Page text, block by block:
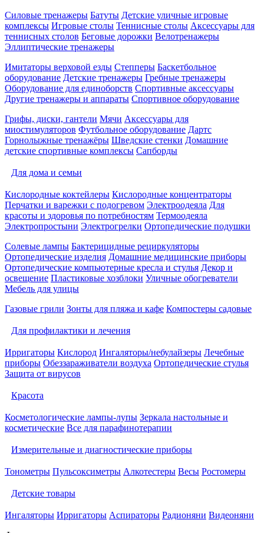
Силовые тренажеры Батуты Детские уличные игровые
комплексы Игровые столы Теннисные столы Аксессуары для
теннисных столов Беговые дорожки Велотренажеры
Эллиптические тренажеры
Имитаторы верховой езды Степперы Баскетбольное
оборудование Детские тренажеры Гребные тренажеры
Оборудование для единоборств Спортивные аксессуары
Другие тренажеры и аппараты Спортивное оборудование
Грифы, диски, гантели Мячи Аксессуары для
миостимуляторов Футбольное оборудование Дартс
Горнолыжные тренажёры Шведские стенки Домашние
детские спортивные комплексы Сапборды
Для дома и семьи
Кислородные коктейлеры Кислородные концентраторы
Перчатки и варежки с подогревом Электроодеяла Для
красоты и здоровья по потребностям Термоодеяла
Электропростыни Электрогрелки Ортопедические подушки
Солевые лампы Бактерицидные рециркуляторы
Ортопедические изделия Домашние медицинские приборы
Ортопедические компьютерные кресла и стулья Декор и
освещение Пластиковые хозблоки Уличные обогреватели
Мебель для улицы
Газовые грили Зонты для пляжа и кафе Компостеры садовые
Для профилактики и лечения
Ирригаторы Кислород Ингаляторы/небулайзеры Лечебные
приборы Обеззараживатели воздуха Ортопедические стулья
Защита от вирусов
Красота
Косметологические лампы-лупы Зеркала настольные и
косметические Все для парафинотерапии
Измерительные и диагностические приборы
Тонометры Пульсоксиметры Алкотестеры Весы Ростомеры
Детские товары
Ингаляторы Ирригаторы Аспираторы Радионяни Видеоняни